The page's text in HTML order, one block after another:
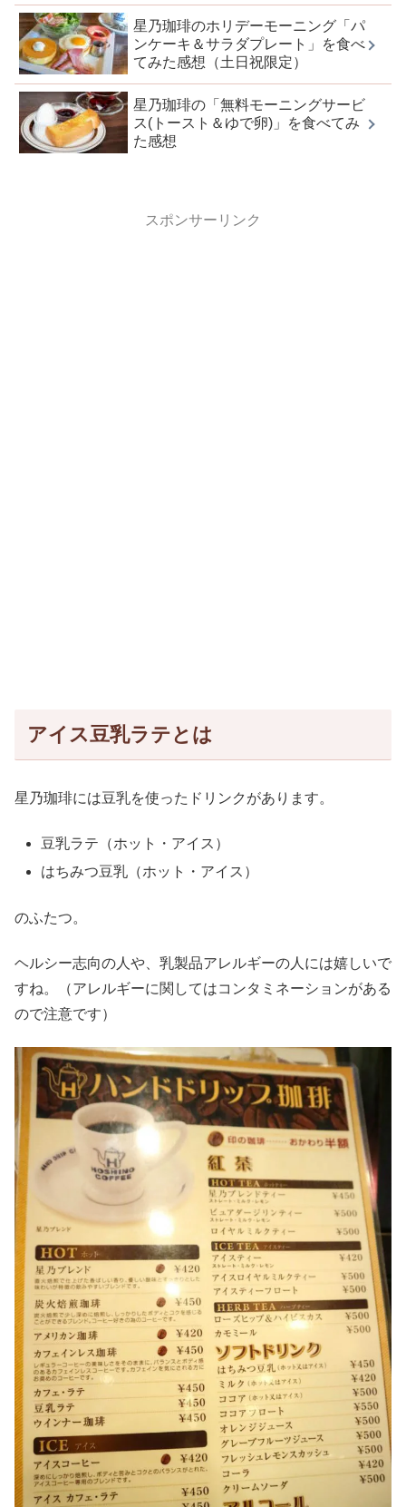
星乃珈琲のホリデーモーニング「パ
ンケーキ＆サラダプレート」を食べ
てみた感想（土日祝限定）
星乃珈琲の「無料モーニングサービ
ス(トースト＆ゆで卵)」を食べてみ
た感想
スポンサーリンク
アイス豆乳ラテとは
星乃珈琲には豆乳を使ったドリンクがあります。
豆乳ラテ（ホット・アイス）
はちみつ豆乳（ホット・アイス）
のふたつ。
ヘルシー志向の人や、乳製品アレルギーの人には嬉しいで
すね。（アレルギーに関してはコンタミネーションがある
ので注意です）